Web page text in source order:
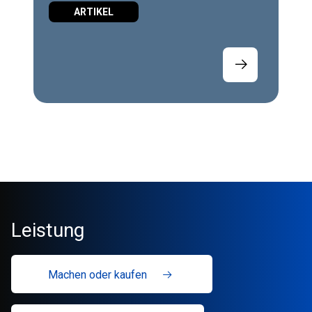
ARTIKEL
Leistung
Machen oder kaufen